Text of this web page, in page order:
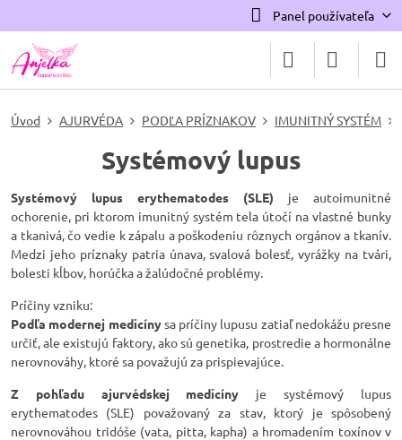
Panel používateľa
Úvod AJURVÉDA PODĽA PRÍZNAKOV IMUNITNÝ SYSTÉM
Systémový lupus
Systémový lupus erythematodes (SLE) je autoimunitné
ochorenie, pri ktorom imunitný systém tela útočí na vlastné bunky
a tkanivá, čo vedie k zápalu a poškodeniu rôznych orgánov a tkanív.
Medzi jeho príznaky patria únava, svalová bolesť, vyrážky na tvári,
bolesti kĺbov, horúčka a žalúdočné problémy.
Príčiny vzniku:
Podľa modernej medicínysa príčiny lupusu zatiaľ nedokážu presne
určiť, ale existujú faktory, ako sú genetika, prostredie a hormonálne
nerovnováhy, ktoré sa považujú za prispievajúce.
Z pohľadu ajurvédskej medicíny je systémový lupus
erythematodes (SLE) považovaný za stav, ktorý je spôsobený
nerovnováhou tridóše (vata, pitta, kapha) a hromadením toxínov v